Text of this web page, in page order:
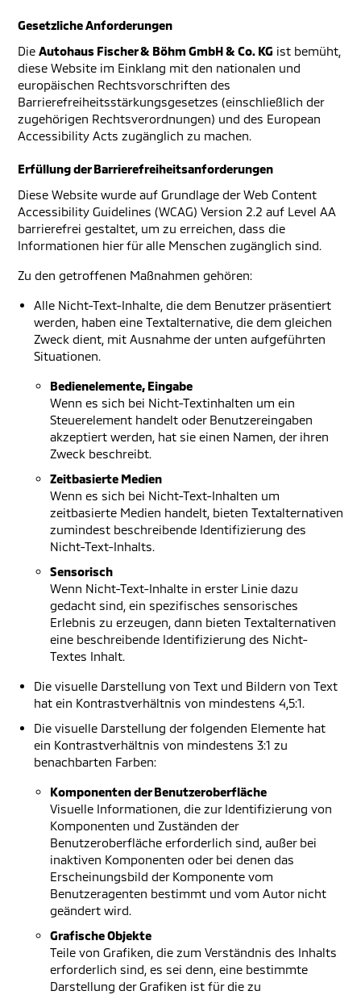
Gesetzliche Anforderungen
Die Autohaus Fischer & Böhm GmbH & Co. KG ist bemüht,
diese Website im Einklang mit den nationalen und
europäischen Rechtsvorschriften des
Barrierefreiheitsstärkungsgesetzes (einschließlich der
zugehörigen Rechtsverordnungen) und des European
Accessibility Acts zugänglich zu machen.
Erfüllung der Barrierefreiheitsanforderungen
Diese Website wurde auf Grundlage der Web Content
Accessibility Guidelines (WCAG) Version 2.2 auf Level AA
barrierefrei gestaltet, um zu erreichen, dass die
Informationen hier für alle Menschen zugänglich sind.
Zu den getroffenen Maßnahmen gehören:
Alle Nicht-Text-Inhalte, die dem Benutzer präsentiert
werden, haben eine Textalternative, die dem gleichen
Zweck dient, mit Ausnahme der unten aufgeführten
Situationen.
Bedienelemente, Eingabe
Wenn es sich bei Nicht-Textinhalten um ein
Steuerelement handelt oder Benutzereingaben
akzeptiert werden, hat sie einen Namen, der ihren
Zweck beschreibt.
Zeitbasierte Medien
Wenn es sich bei Nicht-Text-Inhalten um
zeitbasierte Medien handelt, bieten Textalternativen
zumindest beschreibende Identifizierung des
Nicht-Text-Inhalts.
Sensorisch
Wenn Nicht-Text-Inhalte in erster Linie dazu
gedacht sind, ein spezifisches sensorisches
Erlebnis zu erzeugen, dann bieten Textalternativen
eine beschreibende Identifizierung des Nicht-
Textes Inhalt.
Die visuelle Darstellung von Text und Bildern von Text
hat ein Kontrastverhältnis von mindestens 4,5:1.
Die visuelle Darstellung der folgenden Elemente hat
ein Kontrastverhältnis von mindestens 3:1 zu
benachbarten Farben:
Komponenten der Benutzeroberfläche
Visuelle Informationen, die zur Identifizierung von
Komponenten und Zuständen der
Benutzeroberfläche erforderlich sind, außer bei
inaktiven Komponenten oder bei denen das
Erscheinungsbild der Komponente vom
Benutzeragenten bestimmt und vom Autor nicht
geändert wird.
Grafische Objekte
Teile von Grafiken, die zum Verständnis des Inhalts
erforderlich sind, es sei denn, eine bestimmte
Darstellung der Grafiken ist für die zu